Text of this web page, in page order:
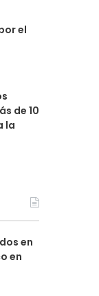
el
de 10
la
en
en